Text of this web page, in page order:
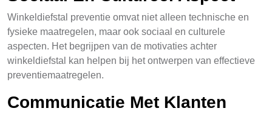
Winkeldiefstal preventie omvat niet alleen technische en
fysieke maatregelen, maar ook sociaal en culturele
aspecten. Het begrijpen van de motivaties achter
winkeldiefstal kan helpen bij het ontwerpen van effectieve
preventiemaatregelen.
Communicatie Met Klanten